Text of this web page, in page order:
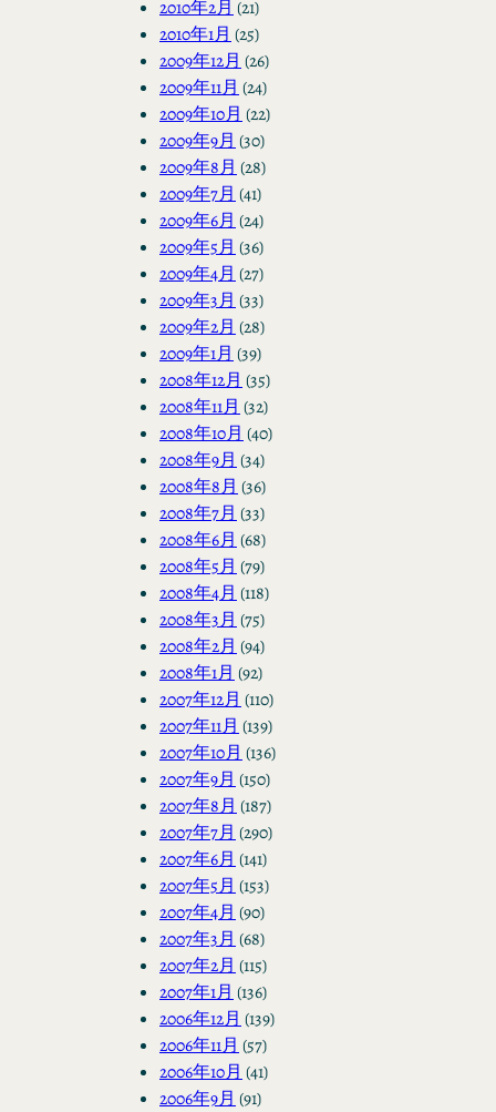
2010年2月 (21)
2010年1月 (25)
2009年12月 (26)
2009年11月 (24)
2009年10月 (22)
2009年9月 (30)
2009年8月 (28)
2009年7月 (41)
2009年6月 (24)
2009年5月 (36)
2009年4月 (27)
2009年3月 (33)
2009年2月 (28)
2009年1月 (39)
2008年12月 (35)
2008年11月 (32)
2008年10月 (40)
2008年9月 (34)
2008年8月 (36)
2008年7月 (33)
2008年6月 (68)
2008年5月 (79)
2008年4月 (118)
2008年3月 (75)
2008年2月 (94)
2008年1月 (92)
2007年12月 (110)
2007年11月 (139)
2007年10月 (136)
2007年9月 (150)
2007年8月 (187)
2007年7月 (290)
2007年6月 (141)
2007年5月 (153)
2007年4月 (90)
2007年3月 (68)
2007年2月 (115)
2007年1月 (136)
2006年12月 (139)
2006年11月 (57)
2006年10月 (41)
2006年9月 (91)